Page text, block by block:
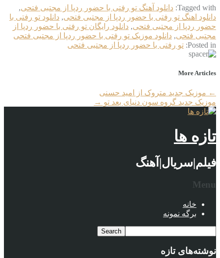
Tagged with: دانلود آهنگ تو رفتی با حضور ردپا از مجتبی فتحی,
دانلود اهنگ تو رفتی با حضور ردپا از مجتبی فتحی, دانلود تو رفتی با
حضور ردپا از مجتبی فتحی, دانلود رایگان تو رفتی با حضور ردپا از
مجتبی فتحی, دانلود موزیک تو رفتی با حضور ردپا از مجتبی فتحی
Posted in: تو رفتی با حضور ردپا از مجتبی فتحی
More Articles
← موزیک جدید متروک از امید حسنی
موزیک جدید گروه سون دنیای بعد تو →
تازه ها
فیلم|سریال|آهنگ
Menu
خانه
برگه نمونه
نوشته‌های تازه